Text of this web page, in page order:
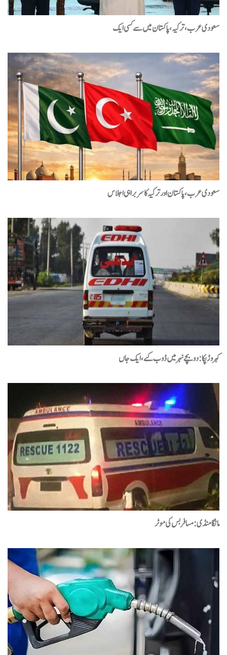
سعودی عرب، ترکیہ، پاکستان میں سے کسی ایک
سعودی عرب، پاکستان اور ترکیہ کا سربراہی اجلاس
کہروڑپکا: دو بچے نہر میں ڈوب گئے،ایک جاں
مانگا منڈی : مسافر بس کی موٹر